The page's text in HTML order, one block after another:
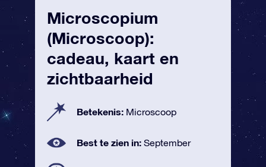
Microscopium
(Microscoop):
cadeau, kaart en
zichtbaarheid
Betekenis: Microscoop
Best te zien in: September